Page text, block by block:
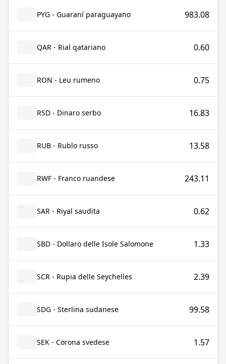
PYG - Guaraní paraguayano 983.08
QAR - Rial qatariano 0.60
RON - Leu rumeno 0.75
RSD - Dinaro serbo 16.83
RUB - Rublo russo 13.58
RWF - Franco ruandese 243.11
SAR - Riyal saudita 0.62
SBD - Dollaro delle Isole Salomone 1.33
SCR - Rupia delle Seychelles 2.39
SDG - Sterlina sudanese 99.58
SEK - Corona svedese 1.57